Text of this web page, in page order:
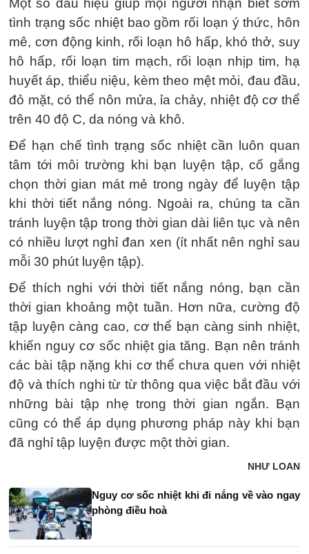
Một số dấu hiệu giúp mọi người nhận biết sớm
tình trạng sốc nhiệt bao gồm rối loạn ý thức, hôn
mê, cơn động kinh, rối loạn hô hấp, khó thở, suy
hô hấp, rối loạn tim mạch, rối loạn nhịp tim, hạ
huyết áp, thiểu niệu, kèm theo mệt mỏi, đau đầu,
đỏ mặt, có thể nôn mửa, ỉa chảy, nhiệt độ cơ thể
trên 40 độ C, da nóng và khô.
Để hạn chế tình trạng sốc nhiệt cần luôn quan
tâm tới môi trường khi bạn luyện tập, cố gắng
chọn thời gian mát mẻ trong ngày để luyện tập
khi thời tiết nắng nóng. Ngoài ra, chúng ta cần
tránh luyện tập trong thời gian dài liên tục và nên
có nhiều lượt nghỉ đan xen (ít nhất nên nghỉ sau
mỗi 30 phút luyện tập).
Để thích nghi với thời tiết nắng nóng, bạn cần
thời gian khoảng một tuần. Hơn nữa, cường độ
tập luyện càng cao, cơ thể bạn càng sinh nhiệt,
khiến nguy cơ sốc nhiệt gia tăng. Bạn nên tránh
các bài tập nặng khi cơ thể chưa quen với nhiệt
độ và thích nghi từ từ thông qua việc bắt đầu với
những bài tập nhẹ trong thời gian ngắn. Bạn
cũng có thể áp dụng phương pháp này khi bạn
đã nghỉ tập luyện được một thời gian.
NHƯ LOAN
Nguy cơ sốc nhiệt khi đi nắng về vào ngay
phòng điều hoà